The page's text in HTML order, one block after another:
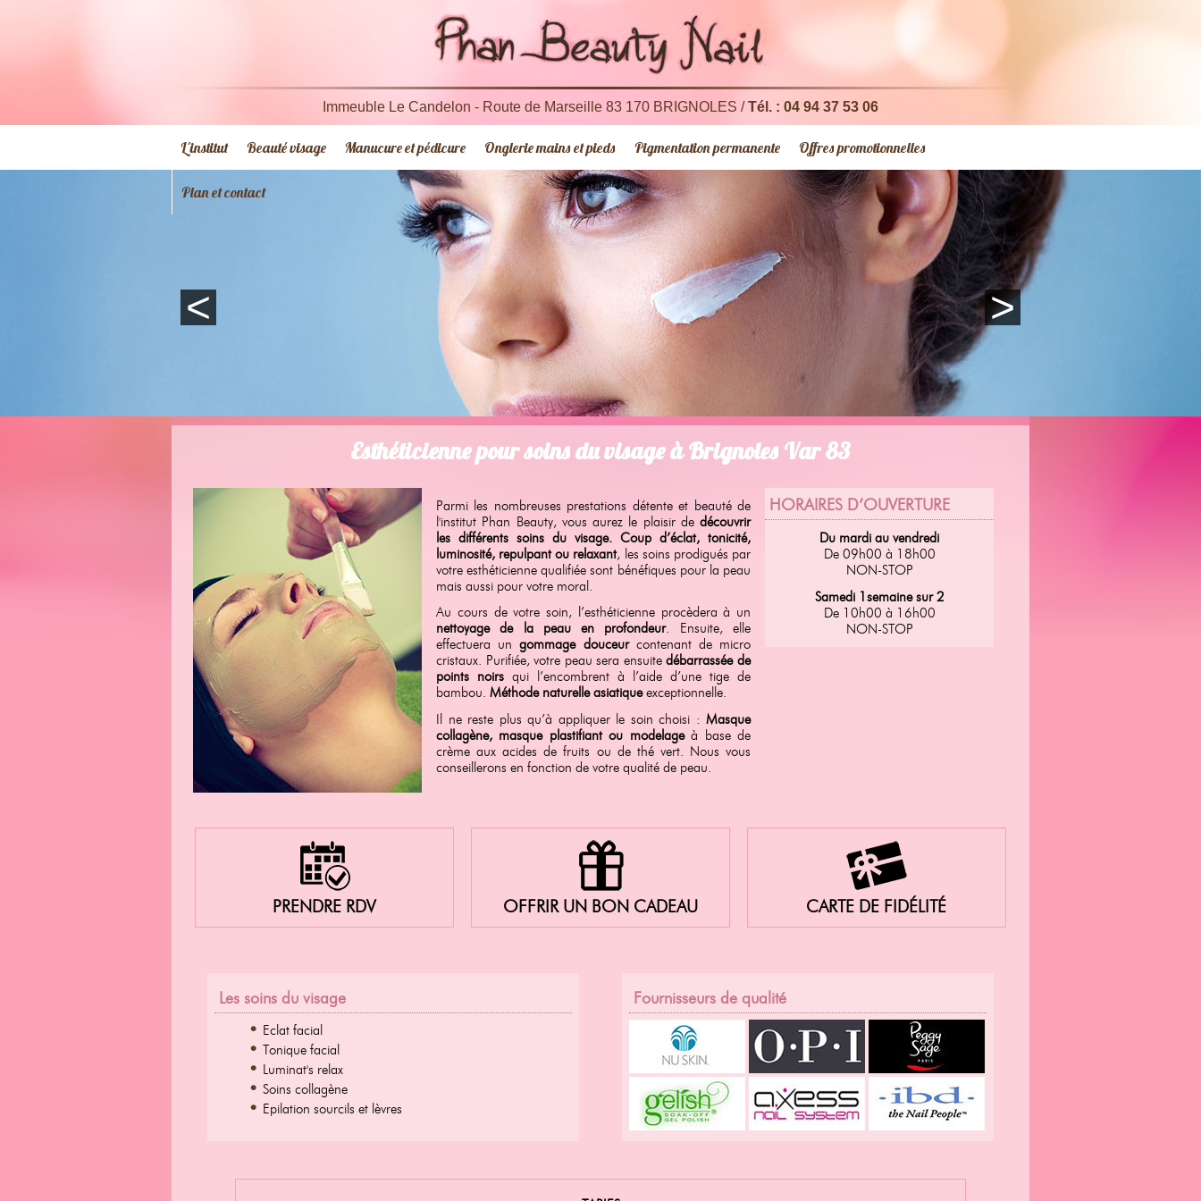
Immeuble Le Candelon - Route de Marseille 83 170 BRIGNOLES /Tél. : 04 94 37 53 06
L'institut Beauté visage Manucure et pédicure Onglerie mains et pieds Pigmentation permanente Offres promotionnelles
Plan et contact
< >
Esthéticienne pour soins du visage à Brignoles Var 83
Parmi les nombreuses prestations détente et beauté de
l'institut Phan Beauty, vous aurez le plaisir de découvrir
les différents soins du visage. Coup d’éclat, tonicité,
luminosité, repulpant ou relaxant, les soins prodigués par
votre esthéticienne qualifiée sont bénéfiques pour la peau
mais aussi pour votre moral.
Au cours de votre soin, l’esthéticienne procèdera à un
nettoyage de la peau en profondeur. Ensuite, elle
effectuera ungommage douceurcontenant de micro
cristaux. Purifiée, votre peau sera ensuitedébarrassée de
points noirs qui l’encombrent à l’aide d’une tige de
bambou. Méthode naturelle asiatiqueexceptionnelle.
Il ne reste plus qu’à appliquer le soin choisi : Masque
collagène, masque plastifiant ou modelageà base de
crème aux acides de fruits ou de thé vert. Nous vous
conseillerons en fonction de votre qualité de peau.
HORAIRES D’OUVERTURE
Du mardi au vendredi
De 09h00 à 18h00
NON-STOP
Samedi 1semaine sur 2
De 10h00 à 16h00
NON-STOP
PRENDRE RDV OFFRIR UN BON CADEAU CARTE DE FIDÉLITÉ
Les soins du visage
Eclat facial
Tonique facial
Luminat's relax
Soins collagène
Epilation sourcils et lèvres
Fournisseurs de qualité